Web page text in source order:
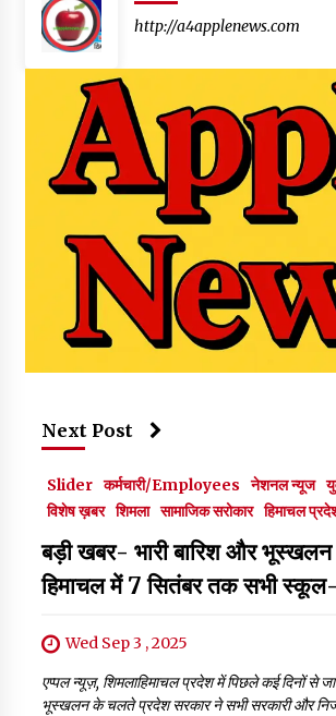
http://a4applenews.com
Next Post
Slider कर्मचारी/Employees नेशनल न्यूज
विशेष ख़बर शिमला सामाजिक सरोकार हिमाचल
बड़ी खबर- भारी बारिश और
हिमाचल में 7 सितंबर तक सभी
Wed Sep 3 , 2025
एप्पल न्यूज़, शिमलाहिमाचल प्रदेश में पिछले कई दिनों से
भूस्खलन के चलते प्रदेश सरकार ने सभी सरकारी और